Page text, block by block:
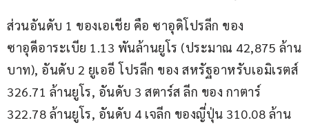
ส่วนอันดับ 1 ของเอเชีย คือ ซาอุดิโปรลีก ของ
ซาอุดีอาระเบีย 1.13 พันล้านยูโร (ประมาณ 42,875 ล้าน
บาท), อันดับ 2 ยูเออี โปรลีก ของ สหรัฐอาหรับเอมิเรตส์
326.71 ล้านยูโร, อันดับ 3 สตาร์ส ลีก ของ กาตาร์
322.78 ล้านยูโร, อันดับ 4 เจลีก ของญี่ปุ่น 310.08 ล้าน